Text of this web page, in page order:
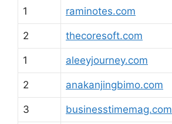
1 raminotes.com
2 thecoresoft.com
1 aleeyjourney.com
2 anakanjingbimo.com
3 businesstimemag.com